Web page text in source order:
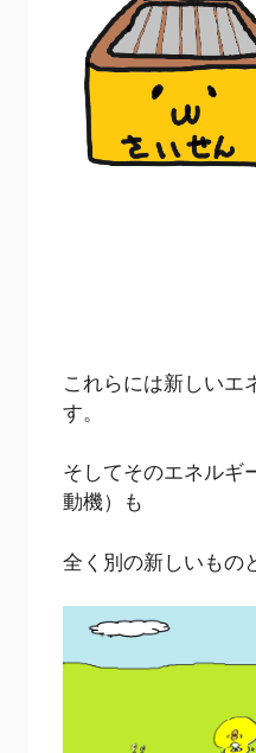
これらには新しいエ
す。
そしてそのエネルギ
動機）も
全く別の新しいもの